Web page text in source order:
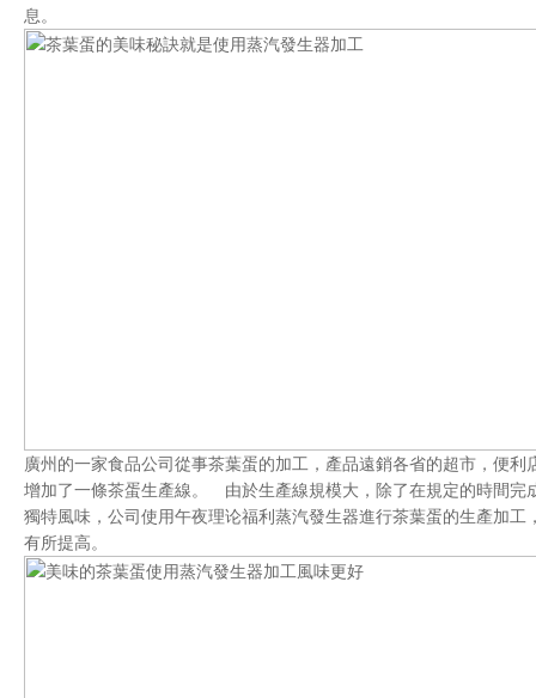
息。
廣州的一家食品公司從事茶葉蛋的加工，產品遠銷各省的超市，便
增加了一條茶蛋生產線。 由於生產線規模大，除了在規定的時間完
獨特風味，公司使用午夜理论福利蒸汽發生器進行茶葉蛋的生產加工
有所提高。